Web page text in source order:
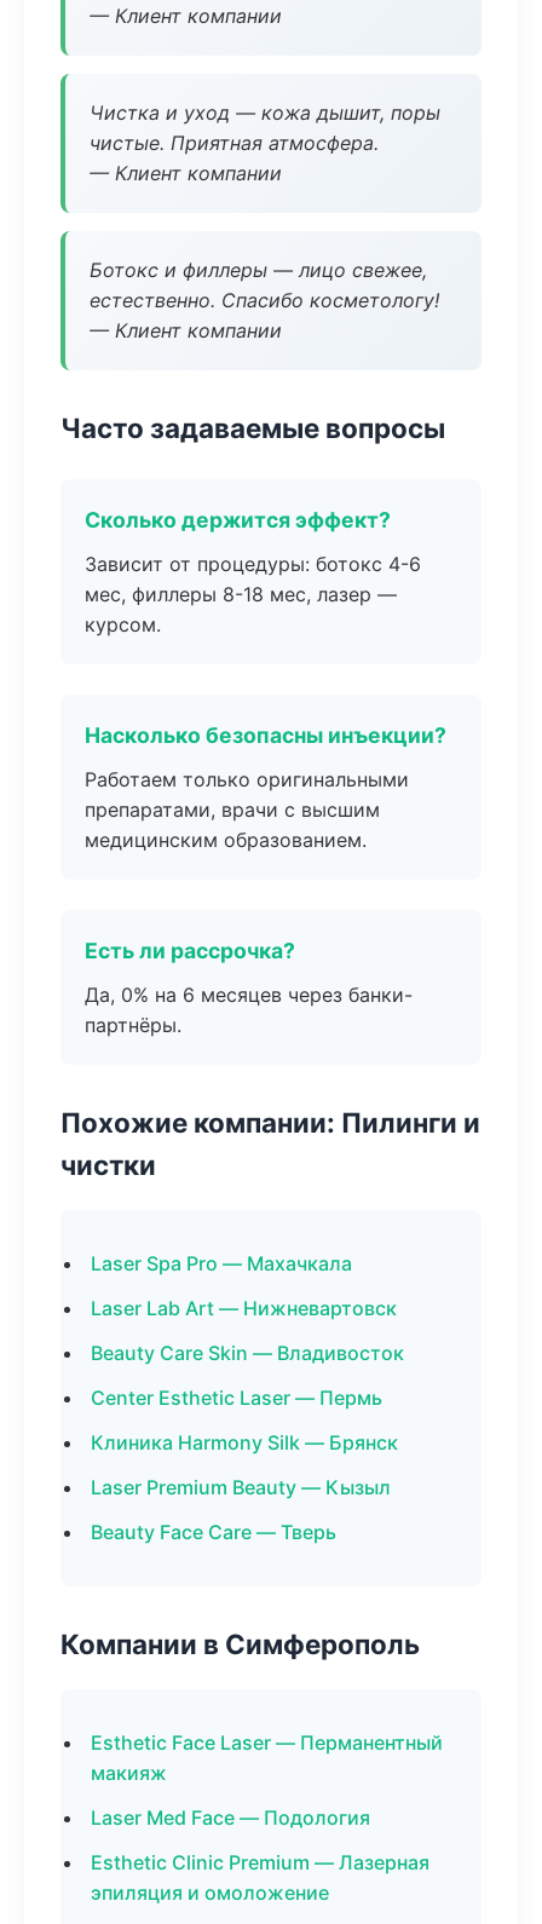
— Клиент компании
Чистка и уход — кожа дышит, поры
чистые. Приятная атмосфера.
— Клиент компании
Ботокс и филлеры — лицо свежее,
естественно. Спасибо косметологу!
— Клиент компании
Часто задаваемые вопросы
Сколько держится эффект?
Зависит от процедуры: ботокс 4-6
мес, филлеры 8-18 мес, лазер —
курсом.
Насколько безопасны инъекции?
Работаем только оригинальными
препаратами, врачи с высшим
медицинским образованием.
Есть ли рассрочка?
Да, 0% на 6 месяцев через банки-
партнёры.
Похожие компании: Пилинги и
чистки
Laser Spa Pro — Махачкала
Laser Lab Art — Нижневартовск
Beauty Care Skin — Владивосток
Center Esthetic Laser — Пермь
Клиника Harmony Silk — Брянск
Laser Premium Beauty — Кызыл
Beauty Face Care — Тверь
Компании в Симферополь
Esthetic Face Laser — Перманентный
макияж
Laser Med Face — Подология
Esthetic Clinic Premium — Лазерная
эпиляция и омоложение